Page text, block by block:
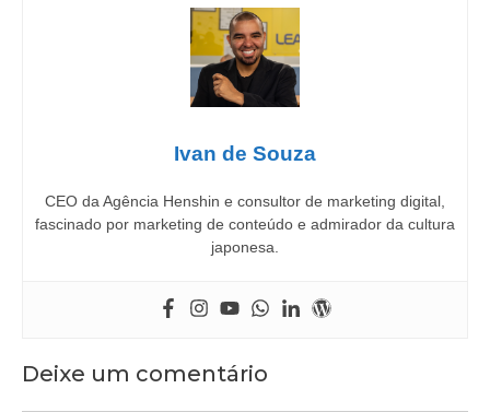
Ivan de Souza
CEO da Agência Henshin e consultor de marketing digital,
fascinado por marketing de conteúdo e admirador da cultura
japonesa.
Deixe um comentário